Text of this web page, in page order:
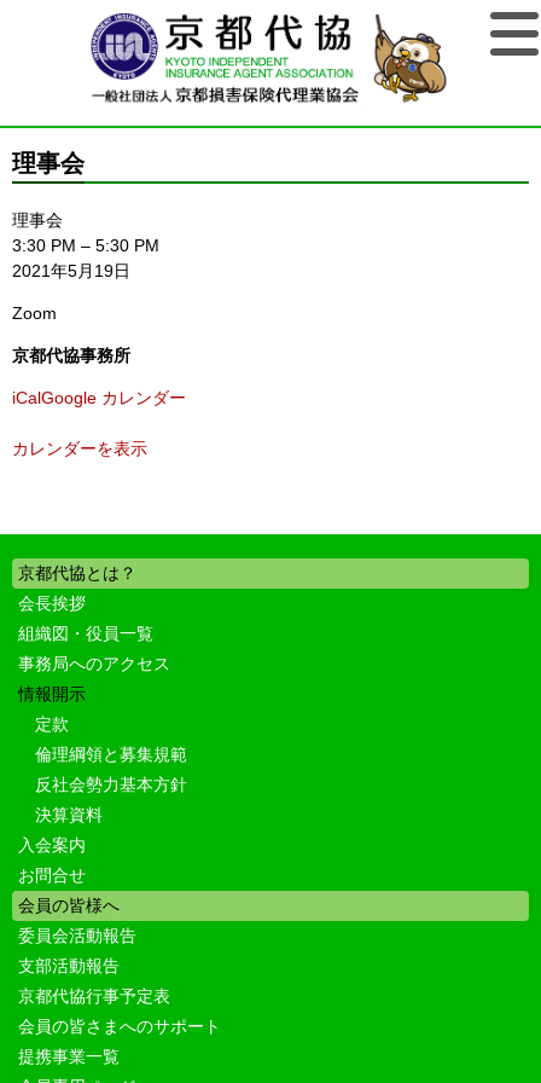
理事会
理事会
3:30 PM – 5:30 PM
2021年5月19日
Zoom
京都代協事務所
iCalGoogle カレンダー
カレンダーを表示
京都代協とは？
会長挨拶
組織図・役員一覧
事務局へのアクセス
情報開示
定款
倫理綱領と募集規範
反社会勢力基本方針
決算資料
入会案内
お問合せ
会員の皆様へ
委員会活動報告
支部活動報告
京都代協行事予定表
会員の皆さまへのサポート
提携事業一覧